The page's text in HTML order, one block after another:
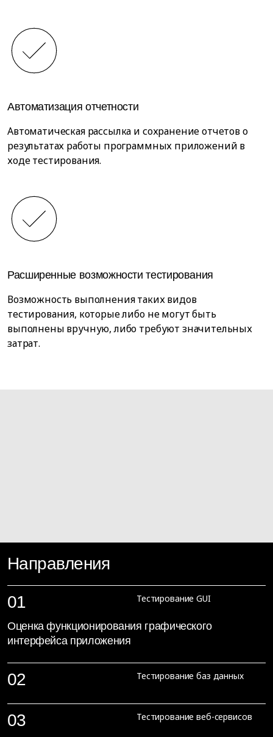
Автоматизация отчетности
Автоматическая рассылка и сохранение отчетов о
результатах работы программных приложений в
ходе тестирования.
Расширенные возможности тестирования
Возможность выполнения таких видов
тестирования, которые либо не могут быть
выполнены вручную, либо требуют значительных
затрат.
Направления
01 Тестирование GUI
Оценка функционирования графического
интерфейса приложения
02 Тестирование баз данных
Оценка соответствия БД функциональным и
нефункциональным требованиям
03 Тестирование веб-сервисов